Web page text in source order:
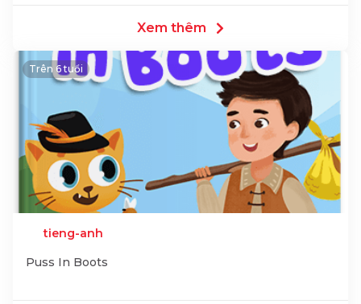
Xem thêm
Trên 6 tuổi
tieng-anh
Puss In Boots